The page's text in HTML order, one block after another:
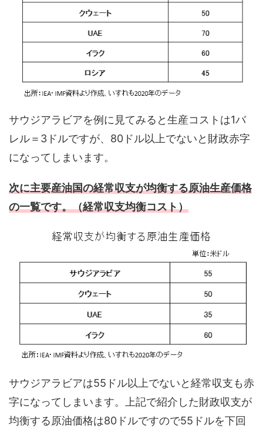
サウジアラビアを例に見てみると生産コストは1バ
レル＝3ドルですが、80ドル以上でないと財政赤字
になってしまいます。
次に主要産油国の経常収支が均衡する原油生産価格
の一覧です。（経常収支均衡コスト）
サウジアラビアは55ドル以上でないと経常収支も赤
字になってしまいます。上記で紹介した財政収支が
均衡する原油価格は80ドルですので55ドルを下回